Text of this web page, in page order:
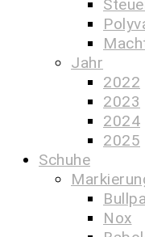
Jahr
2022
2023
2024
2025
Schuhe
Nox